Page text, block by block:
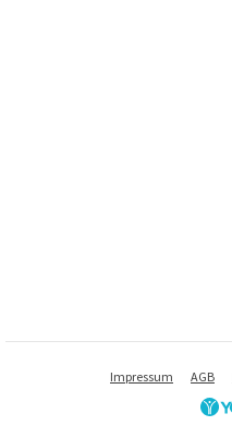
Impressum AGB